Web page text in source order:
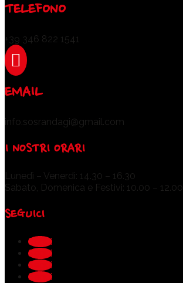
TELEFONO
+39 346 822 1541

EMAIL
info.sosrandagi@gmail.com
I NOSTRI ORARI
Lunedì – Venerdì: 14.30 – 16.30
Sabato, Domenica e Festivi: 10.00 – 12.00
SEGUICI
Segui
Segui
Segui
Segui